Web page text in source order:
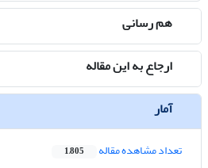
هم رسانی
ارجاع به این مقاله
آمار
تعداد مشاهده مقاله 1,805